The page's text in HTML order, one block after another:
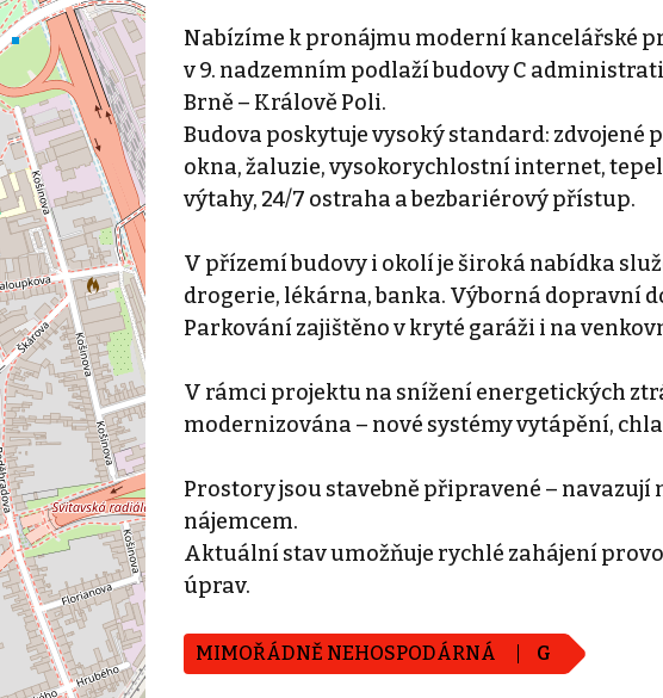
Nabízíme k pronájmu moderní kancelářské
v 9. nadzemním podlaží budovy C
Brně – Králově Poli.
Budova poskytuje vysoký standard: zdvojené
okna, žaluzie, vysokorychlostní internet,
výtahy, 24/7 ostraha a bezbariérový přístup.
V přízemí budovy i okolí je široká nabídka
drogerie, lékárna, banka. Výborná dopravní
Parkování zajištěno v kryté garáži i na
V rámci projektu na snížení energetických
modernizována – nové systémy vytápění,
Prostory jsou stavebně připravené –
nájemcem.
Aktuální stav umožňuje rychlé zahájení
úprav.
MIMOŘÁDNĚ NEHOSPODÁRNÁ G